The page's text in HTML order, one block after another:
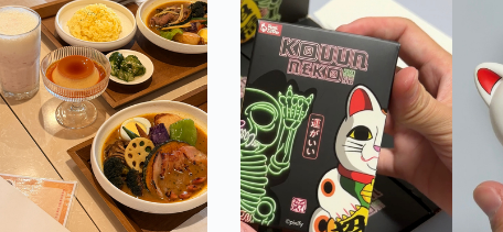
式
生
牛
肉
河
粉
宜
蘭
新
月